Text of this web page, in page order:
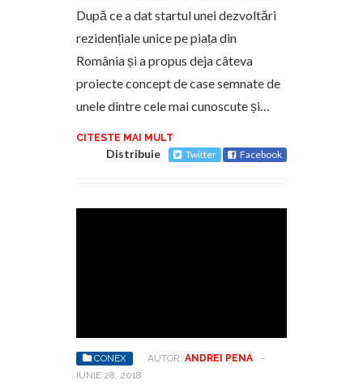
După ce a dat startul unei dezvoltări
rezidențiale unice pe piața din
România și a propus deja câteva
proiecte concept de case semnate de
unele dintre cele mai cunoscute și…
CITESTE MAI MULT
Distribuie Twitter Facebook
CONEX AUTOR: ANDREI PENA
-
IUNIE 28, 2018